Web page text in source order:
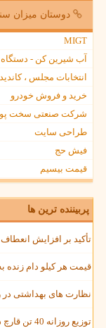
دوستان میزان
MIGT
آب شیرین کن -
انتخابات مجلس ،
خرید و فروش خودرو
شرکت صنعتی سخت
طراحی سایت
فیش حج
قیمت بیسیم
پربیننده ترین ها
تأکید بر افزایش
قیمت هر کیلو دام زنده به ۷۴۰ هزار تومان
نظارت های بهداشتی
توزیع روزانه 40 تن قارچ در تهران